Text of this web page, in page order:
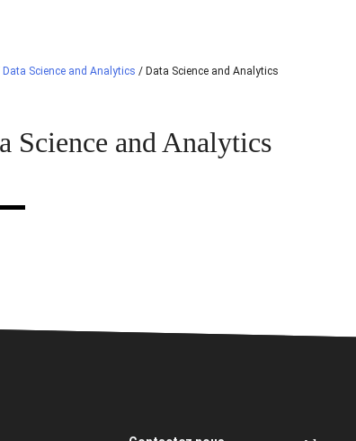
Data Science and Analytics / Data Science and Analytics
Science and Analytics